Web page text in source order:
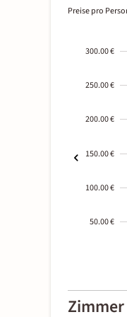
Preise pro
300.00 €
250.00 €
200.00 €
150.00 €
100.00 €
50.00 €
01-